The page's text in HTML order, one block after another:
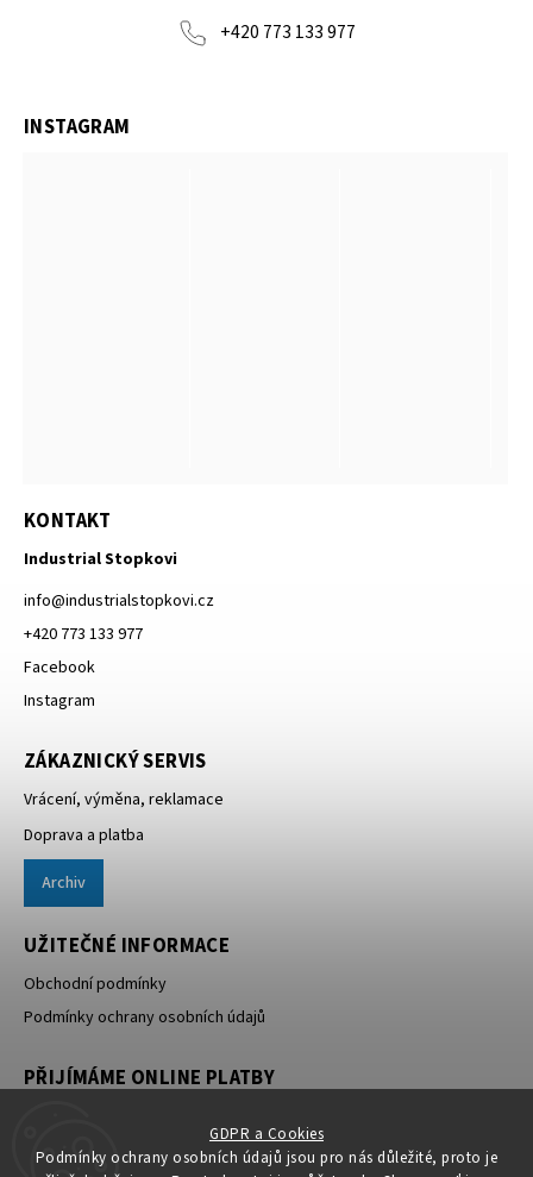
GDPR a Cookies
Podmínky ochrany osobních údajů jsou pro nás důležité, proto je
+420 773 133 977
INSTAGRAM
KONTAKT
Industrial Stopkovi
info@industrialstopkovi.cz
+420 773 133 977
Facebook
Instagram
ZÁKAZNICKÝ SERVIS
Vrácení, výměna, reklamace
Doprava a platba
Archiv
UŽITEČNÉ INFORMACE
Obchodní podmínky
Podmínky ochrany osobních údajů
PŘIJÍMÁME ONLINE PLATBY